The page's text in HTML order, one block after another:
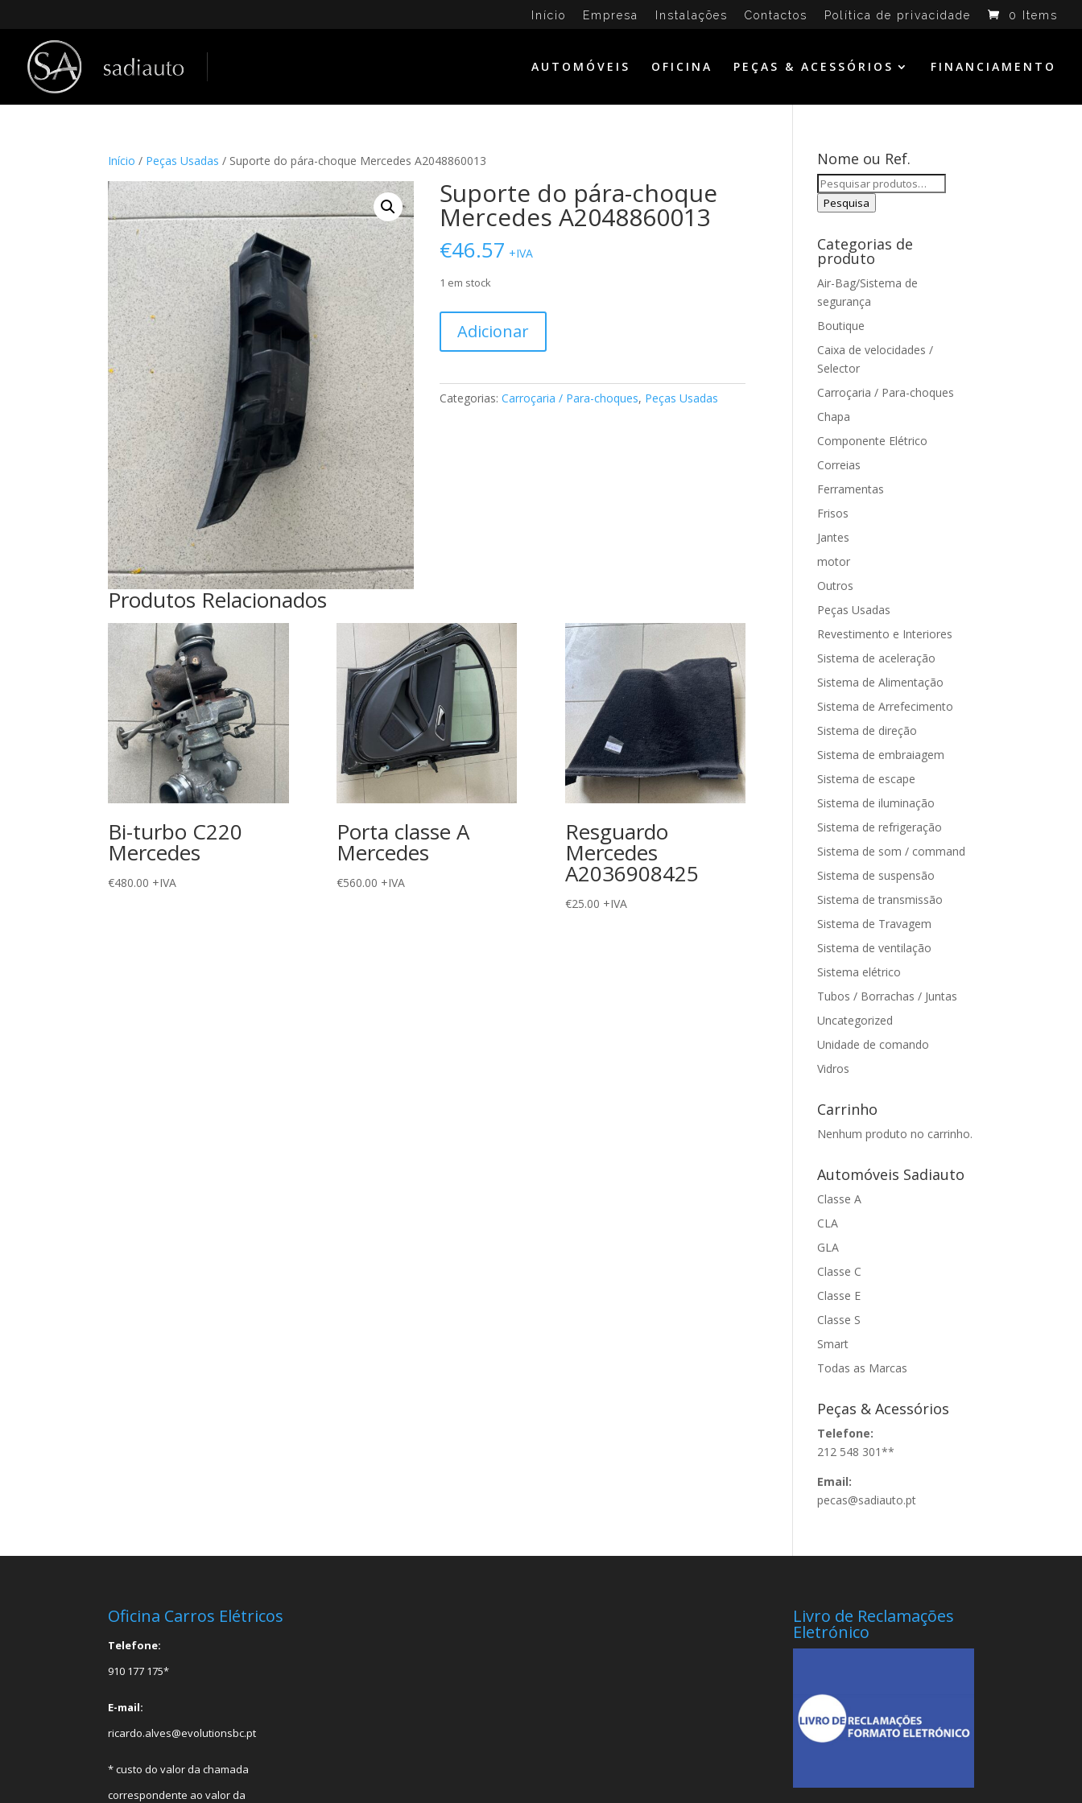
Início Empresa Instalações Contactos Política de privacidade 0 Items
AUTOMÓVEIS OFICINA PEÇAS & ACESSÓRIOS FINANCIAMENTO
Início / Peças Usadas / Suporte do pára-choque Mercedes A2048860013
Suporte do pára-choque
Mercedes A2048860013
€46.57 +IVA
1 em stock
Suporte
pára-
Adicionar
Categorias:Carroçaria / Para-choques, Peças Usadas
Produtos Relacionados
Bi-turbo C220
Mercedes
€480.00 +IVA
Porta classe A
Mercedes
€560.00 +IVA
Resguardo
Mercedes
A2036908425
€25.00 +IVA
Nome ou Ref.
Pesquisar
por:
Pesquisa
Categorias de
produto
Air-Bag/Sistema de
segurança
Boutique
Caixa de velocidades /
Selector
Carroçaria / Para-choques
Chapa
Componente Elétrico
Correias
Ferramentas
Frisos
Jantes
motor
Outros
Peças Usadas
Revestimento e Interiores
Sistema de aceleração
Sistema de Alimentação
Sistema de Arrefecimento
Sistema de direção
Sistema de embraiagem
Sistema de escape
Sistema de iluminação
Sistema de refrigeração
Sistema de som / command
Sistema de suspensão
Sistema de transmissão
Sistema de Travagem
Sistema de ventilação
Sistema elétrico
Tubos / Borrachas / Juntas
Uncategorized
Unidade de comando
Vidros
Carrinho
Nenhum produto no carrinho.
Automóveis Sadiauto
Classe A
CLA
GLA
Classe C
Classe E
Classe S
Smart
Todas as Marcas
Peças & Acessórios
Telefone:
212 548 301**
Email:
pecas@sadiauto.pt
Oficina Carros Elétricos
Telefone:
910 177 175*
E-mail:
ricardo.alves@evolutionsbc.pt
* custo do valor da chamada
correspondente ao valor da
Livro de Reclamações
Eletrónico